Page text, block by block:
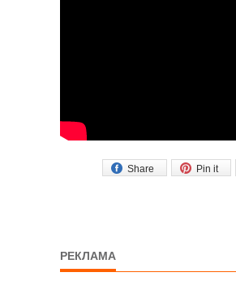
Pin it
Share
РЕКЛАМА